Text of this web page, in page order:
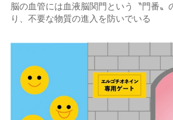
脳の血管には血液脳関門という〝門番〟
り、不要な物質の進入を防いでいる